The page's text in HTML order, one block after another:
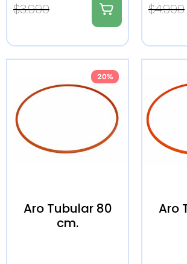
$3.990 $4.990
20%
Aro Tubular 80
cm.
Aro